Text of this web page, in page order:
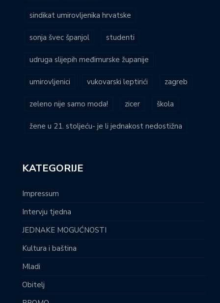
sindikat umirovljenika hrvatske
sonja švec španjol studenti
udruga slijepih međimurske županije
umirovljenici vukovarski leptirići zagreb
zeleno nije samo moda! zicer škola
žene u 21. stoljeću- je li jednakost nedostižna
KATEGORIJE
Impressum
Intervju tjedna
JEDNAKE MOGUĆNOSTI
Kultura i baština
Mladi
Obitelj